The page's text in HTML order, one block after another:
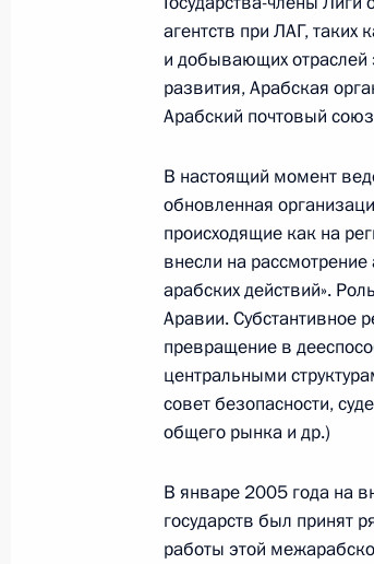
Президент России
Телефонный
76-й гвардейской
штурмовой дивизии
полковником
Шихабидовым
6 августа 2026 года, 20:50
Встреча с
театральных
агентств при ЛАГ,
и добывающих отраслей
развития, Арабская
Арабский почтовый
В настоящий момент
обновленная
происходящие как на
внесли на
арабских действий».
Аравии. Субстантивное
превращение в
центральными
совет безопасности,
общего рынка и др.)
В январе 2005 года на
государств был принят
работы этой